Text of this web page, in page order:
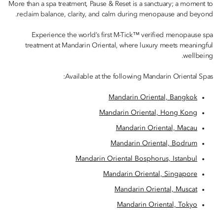
More than a spa treatment, Pause & Reset is a sanctuary; a moment to
reclaim balance, clarity, and calm during menopause and beyond.
Experience the world’s first M-Tick™ verified menopause spa
treatment at Mandarin Oriental, where luxury meets meaningful
wellbeing.
Available at the following Mandarin Oriental Spas:
Mandarin Oriental, Bangkok
Mandarin Oriental, Hong Kong
Mandarin Oriental, Macau
Mandarin Oriental, Bodrum
Mandarin Oriental Bosphorus, Istanbul
Mandarin Oriental, Singapore
Mandarin Oriental, Muscat
Mandarin Oriental, Tokyo